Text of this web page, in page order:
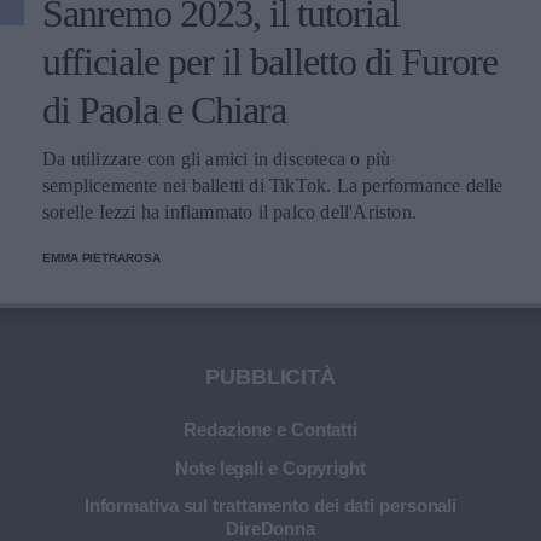
Sanremo 2023, il tutorial
ufficiale per il balletto di Furore
di Paola e Chiara
Da utilizzare con gli amici in discoteca o più
semplicemente nei balletti di TikTok. La performance delle
sorelle Iezzi ha infiammato il palco dell'Ariston.
EMMA PIETRAROSA
PUBBLICITÀ
Redazione e Contatti
Note legali e Copyright
Informativa sul trattamento dei dati personali
DireDonna